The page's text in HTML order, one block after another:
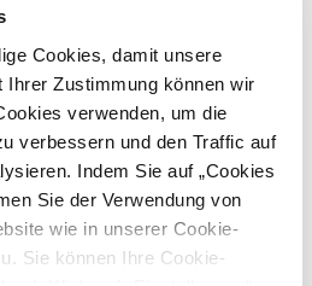
Cookies, damit unsere
Ihrer Zustimmung können wir
verwenden, um die
verbessern und den Traffic auf
Indem Sie auf „Cookies
Sie der Verwendung von
wie in unserer Cookie-
Sie können Ihre Cookie-
B.V., Bornholmstraat 62a,
onlineservice@gallagher.eu
4
0.25
Spezifikationen an